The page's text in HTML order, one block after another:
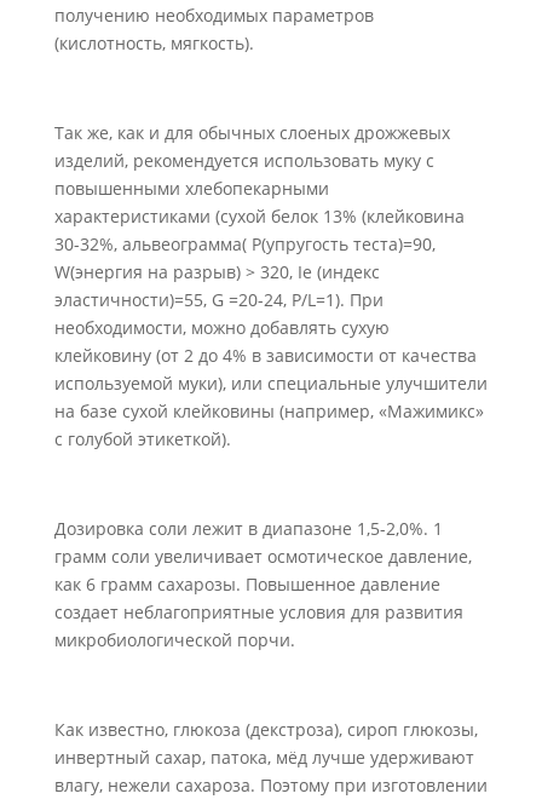
получению необходимых параметров
(кислотность, мягкость).
Так же, как и для обычных слоеных дрожжевых
изделий, рекомендуется использовать муку с
повышенными хлебопекарными
характеристиками (сухой белок 13% (клейковина
30-32%, альвеограмма( Р(упругость теста)=90,
W(энергия на разрыв) > 320, Ie (индекс
эластичности)=55, G =20-24, P/L=1). При
необходимости, можно добавлять сухую
клейковину (от 2 до 4% в зависимости от качества
используемой муки), или специальные улучшители
на базе сухой клейковины (например, «Мажимикс»
с голубой этикеткой).
Дозировка соли лежит в диапазоне 1,5-2,0%. 1
грамм соли увеличивает осмотическое давление,
как 6 грамм сахарозы. Повышенное давление
создает неблагоприятные условия для развития
микробиологической порчи.
Как известно, глюкоза (декстроза), сироп глюкозы,
инвертный сахар, патока, мёд лучше удерживают
влагу, нежели сахароза. Поэтому при изготовлении